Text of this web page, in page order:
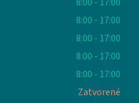
8:00 - 17:00
8:00 - 17:00
8:00 - 17:00
8:00 - 17:00
8:00 - 17:00
Zatvorené